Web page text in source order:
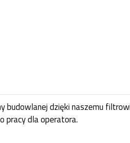
dzięki naszemu
pracy dla operatora.